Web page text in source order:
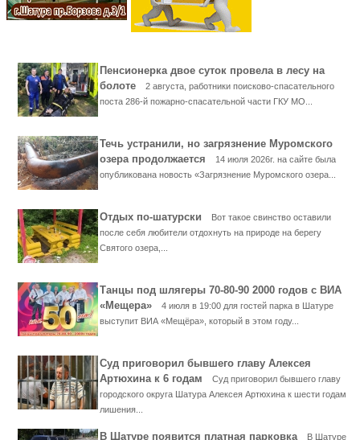
Пенсионерка двое суток провела в лесу на
болоте
2 августа, работники поисково-спасательного
поста 286-й пожарно-спасательной части ГКУ МО...
Течь устранили, но загрязнение Муромского
озера продолжается
14 июля 2026г. на сайте была
опубликована новость «Загрязнение Муромского озера...
Отдых по-шатурски
Вот такое свинство оставили
после себя любители отдохнуть на природе на берегу
Святого озера,...
Танцы под шлягеры 70-80-90 2000 годов с ВИА
«Мещера»
4 июля в 19:00 для гостей парка в Шатуре
выступит ВИА «Мещёра», который в этом году...
Суд приговорил бывшего главу Алексея
Артюхина к 6 годам
Суд приговорил бывшего главу
городского округа Шатура Алексея Артюхина к шести годам
лишения...
В Шатуре появится платная парковка В Шатуре